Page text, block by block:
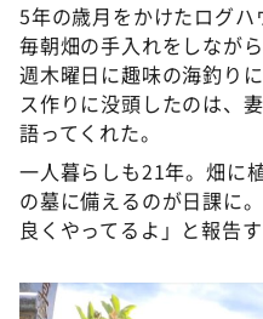
5年の歳月をかけたログ
毎朝畑の手入れをしなが
週木曜日に趣味の海釣り
ス作りに没頭したのは、
語ってくれた。
一人暮らしも21年。畑に
の墓に備えるのが日課に
良くやってるよ」と報告す